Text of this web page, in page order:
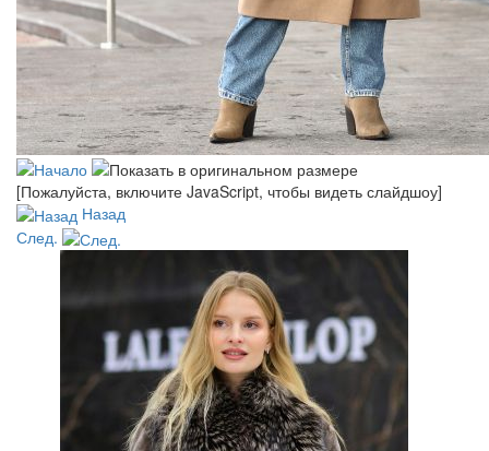
[Пожалуйста, включите JavaScript, чтобы видеть слайдшоу]
Назад
След.